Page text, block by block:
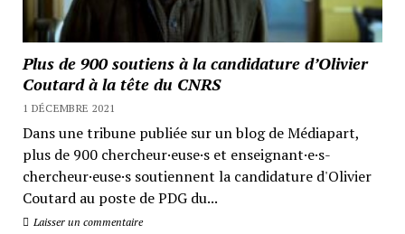
Plus de 900 soutiens à la candidature d’Olivier
Coutard à la tête du CNRS
1 DÉCEMBRE 2021
Dans une tribune publiée sur un blog de Médiapart,
plus de 900 chercheur·euse·s et enseignant·e·s-
chercheur·euse·s soutiennent la candidature d'Olivier
Coutard au poste de PDG du...
Laisser un commentaire